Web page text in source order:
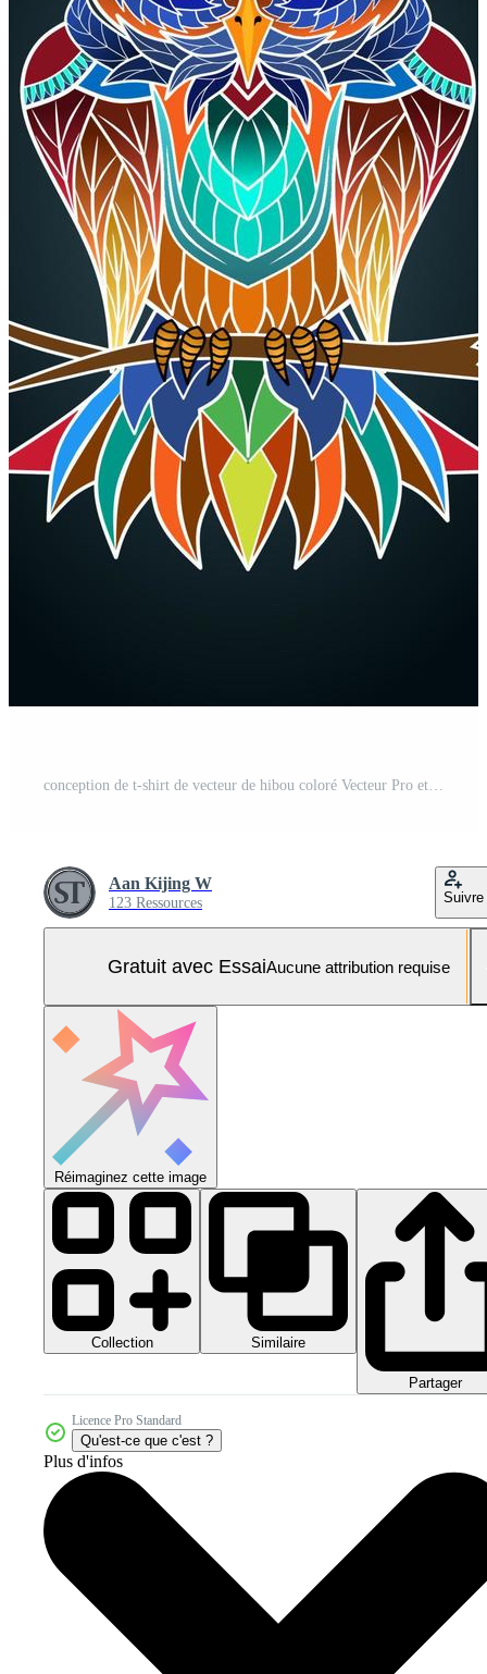
conception de t-shirt de vecteur de hibou coloré Vecteur Pro et SVG Pro
Aan Kijing W
123 Ressources Suivre
Gratuit avec EssaiAucune attribution requise
Réimaginez cette image
Collection Similaire
Partager
Licence Pro Standard
Qu'est-ce que c'est ?
Plus d'infos